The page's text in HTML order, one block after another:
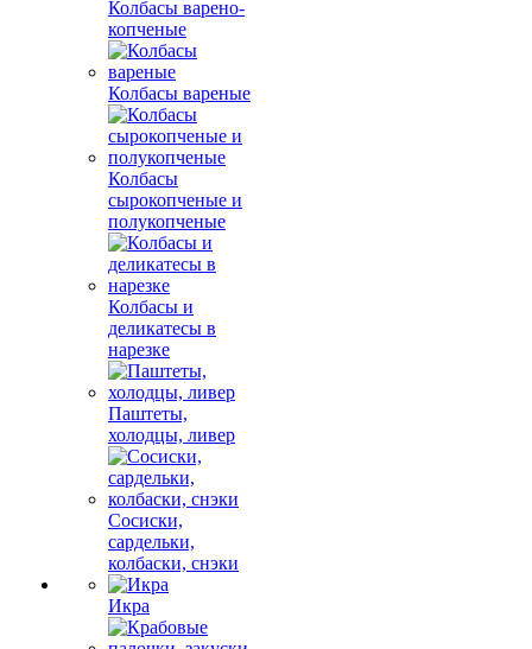
Колбасы варено-
копченые
Колбасы вареные
Колбасы
сырокопченые и
полукопченые
Колбасы и
деликатесы в
нарезке
Паштеты,
холодцы, ливер
Сосиски,
сардельки,
колбаски, снэки
Икра